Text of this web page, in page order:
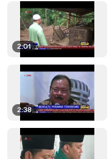
2:01
2:38